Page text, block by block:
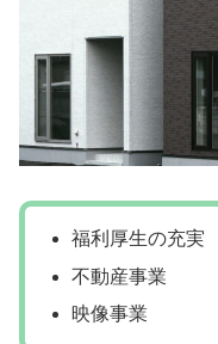
福利厚生の充実
不動産事業
映像事業